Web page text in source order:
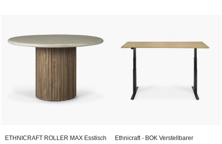
ETHNICRAFT ROLLER MAX Esstisch
Ethnicraft - BOK Verstellbarer